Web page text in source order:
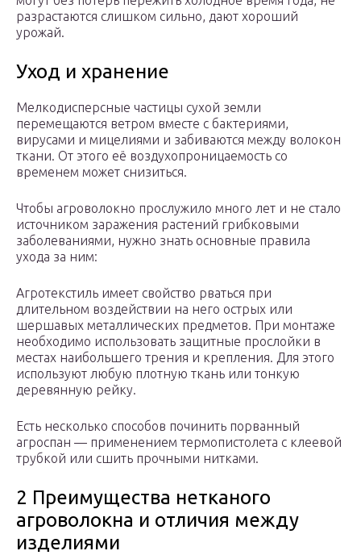
разрастаются слишком сильно, дают хороший
урожай.
Уход и хранение
Мелкодисперсные частицы сухой земли
перемещаются ветром вместе с бактериями,
вирусами и мицелиями и забиваются между волокон
ткани. От этого её воздухопроницаемость со
временем может снизиться.
Чтобы агроволокно прослужило много лет и не стало
источником заражения растений грибковыми
заболеваниями, нужно знать основные правила
ухода за ним:
Агротекстиль имеет свойство рваться при
длительном воздействии на него острых или
шершавых металлических предметов. При монтаже
необходимо использовать защитные прослойки в
местах наибольшего трения и крепления. Для этого
используют любую плотную ткань или тонкую
деревянную рейку.
Есть несколько способов починить порванный
агроспан — применением термопистолета с клеевой
трубкой или сшить прочными нитками.
2 Преимущества нетканого
агроволокна и отличия между
изделиями